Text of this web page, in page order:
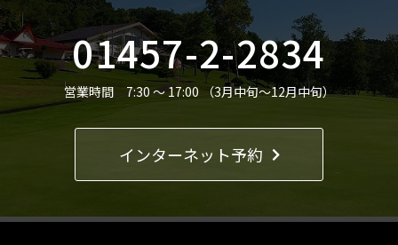
01457-2-2834
営業時間 7:30 ～ 17:00 （3月中旬～12月中旬）
インターネット予約